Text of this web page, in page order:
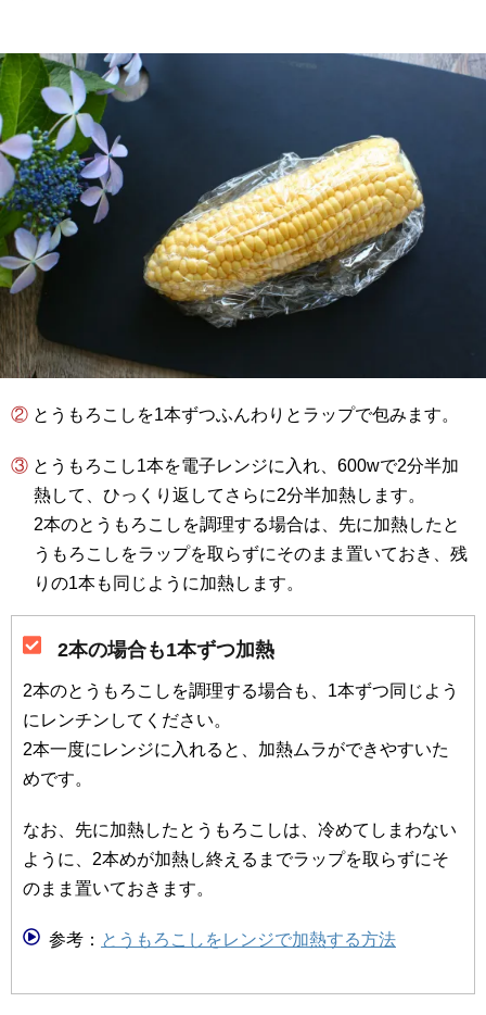
② とうもろこしを1本ずつふんわりとラップで包みます。
③ とうもろこし1本を電子レンジに入れ、600wで2分半加
熱して、ひっくり返してさらに2分半加熱します。
2本のとうもろこしを調理する場合は、先に加熱したと
うもろこしをラップを取らずにそのまま置いておき、残
りの1本も同じように加熱します。
2本の場合も1本ずつ加熱
2本のとうもろこしを調理する場合も、1本ずつ同じよう
にレンチンしてください。
2本一度にレンジに入れると、加熱ムラができやすいた
めです。
なお、先に加熱したとうもろこしは、冷めてしまわない
ように、2本めが加熱し終えるまでラップを取らずにそ
のまま置いておきます。
参考： とうもろこしをレンジで加熱する方法